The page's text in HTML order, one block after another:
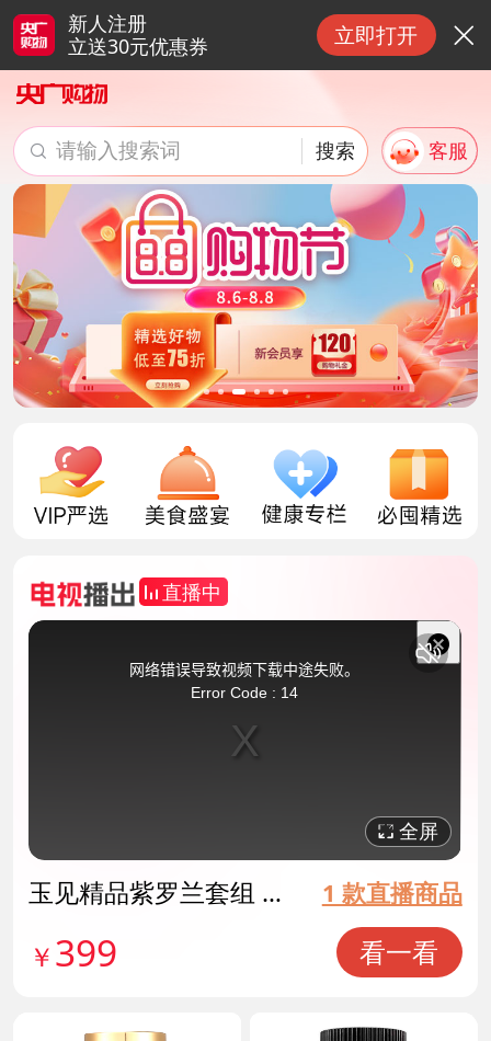
新人注册
立送30元优惠券
立即打开 
 请输入搜索词 搜索 搜索 客服
直播中
This
is
网络错误导致视频下载中途失败。
Error Code : 14
关
全屏
玉见精品紫罗兰套组 货
1 款直播商品
￥399 看一看